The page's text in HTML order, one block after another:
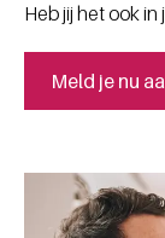
Heb jij het ook in
Meld je nu